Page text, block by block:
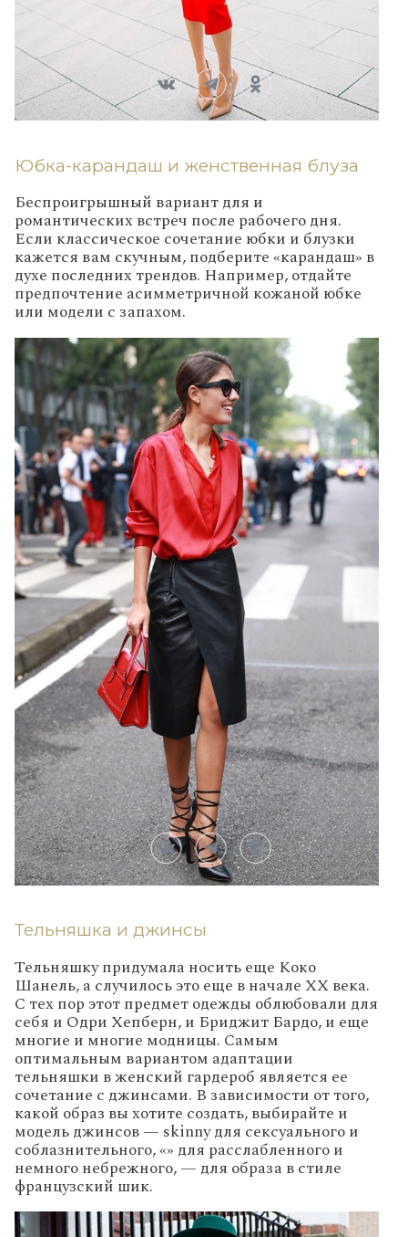
Юбка-карандаш и женственная блуза
Беспроигрышный вариант для и
романтических встреч после рабочего дня.
Если классическое сочетание юбки и блузки
кажется вам скучным, подберите «карандаш» в
духе последних трендов. Например, отдайте
предпочтение асимметричной кожаной юбке
или модели с запахом.
Тельняшка и джинсы
Тельняшку придумала носить еще Коко
Шанель, а случилось это еще в начале ХХ века.
С тех пор этот предмет одежды облюбовали для
себя и Одри Хепберн, и Бриджит Бардо, и еще
многие и многие модницы. Самым
оптимальным вариантом адаптации
тельняшки в женский гардероб является ее
сочетание с джинсами. В зависимости от того,
какой образ вы хотите создать, выбирайте и
модель джинсов — skinny для сексуального и
соблазнительного, «» для расслабленного и
немного небрежного, — для образа в стиле
французский шик.